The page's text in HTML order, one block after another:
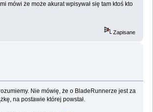
mówi że może akurat wpisywał się tam ktoś kto
Zapisane
Nie mówię, że o BladeRunnerze jest za
na postawie której powstał.